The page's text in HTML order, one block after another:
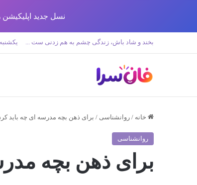
نسل جدید اپلیکیشن های
بخند و شاد باش، زندگی چشم به هم زدنی ست ... یکشنبه,
خانه / روانشناسی / برای ذهن بچه مدرسه ای چه باید کرد؟ و 10 خوراکی
روانشناسی
برای ذهن بچه مدرسه ای چه